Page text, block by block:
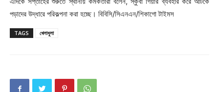
পড়াদের উদ্ধারে পরিকল্পনা করা হচ্ছে। বিবিসি/সিএনএন/শিকাগো টাইমস
TAGS খেলাধুলা